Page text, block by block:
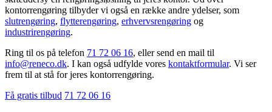
kontorrengøring tilbyder vi også en række andre ydelser, som
slutrengøring, flytterengøring, erhvervsrengøring og
industrirengøring.
Ring til os på telefon ​​ 71 72 06 16, eller send en mail til
info@reneco.dk. I kan også udfylde vores kontaktformular. Vi ser
frem til at stå for jeres kontorrengøring.
Få gratis tilbud 71 72 06 16